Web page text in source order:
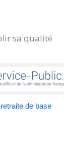
sa qualité
de base